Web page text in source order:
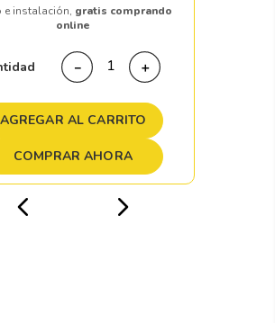
e instalación, gratis comprando
online
＋
－
AGREGAR AL CARRITO
COMPRAR AHORA